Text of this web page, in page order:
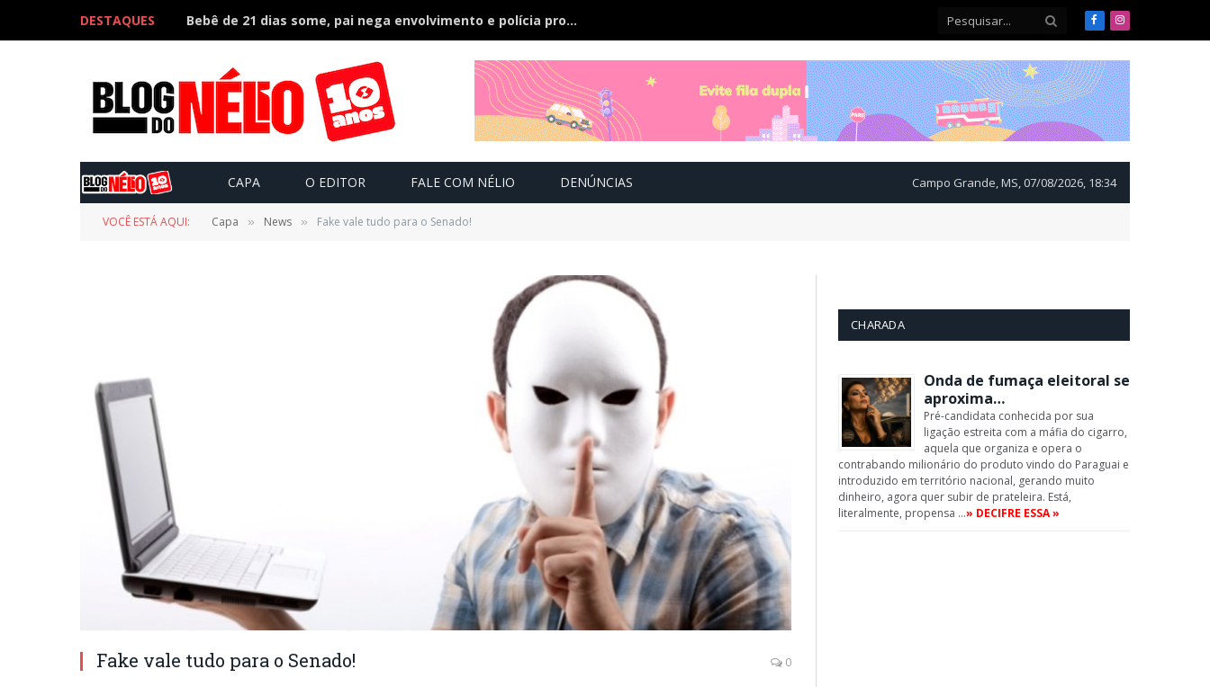
DESTAQUES Bebê de 21 dias some, pai nega envolvimento e polícia procura a criança FacebookInstagram
CAPA O EDITOR FALE COM NÉLIO DENÚNCIAS Campo Grande, MS, 07/08/2026, 18:34
VOCÊ ESTÁ AQUI: Capa » News » Fake vale tudo para o Senado!
Fake vale tudo para o Senado! 0
CHARADA
Onda de fumaça eleitoral se
aproxima…
Pré-candidata conhecida por sua
ligação estreita com a máfia do cigarro,
aquela que organiza e opera o
contrabando milionário do produto vindo do Paraguai e
introduzido em território nacional, gerando muito
dinheiro, agora quer subir de prateleira. Está,
literalmente, propensa …» DECIFRE ESSA »